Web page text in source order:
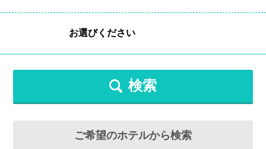
検索
ご希望のホテルから検索